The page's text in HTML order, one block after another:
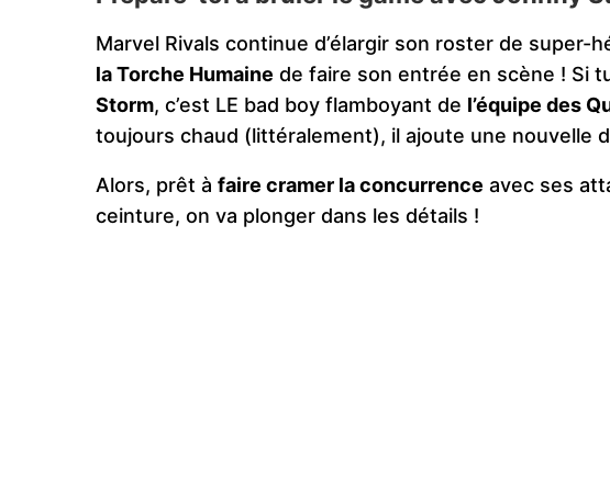
Marvel Rivals continue d’élargir son roster de super-
la Torche Humaine de faire son entrée en scène ! Si
Storm, c’est LE bad boy flamboyant de l’équipe des
toujours chaud (littéralement), il ajoute une nouvelle
Alors, prêt à faire cramer la concurrence avec ses
ceinture, on va plonger dans les détails !